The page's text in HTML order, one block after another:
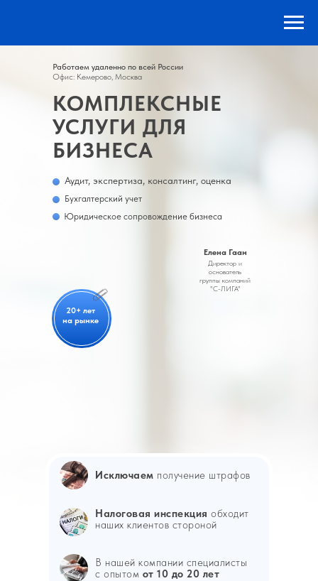
КОМПЛЕКСНЫЕ
УСЛУГИ ДЛЯ
БИЗНЕСА
Аудит, экспертиза, консалтинг, оценка
Юридическое сопровождение бизнеса
Бухгалтерский учет
Директор и
основатель
группы компаний
"С-ЛИГА"
Елена Гаан
20+ лет
на рынке
Офис: Кемерово, Москва
Работаем удаленно по всей России
В нашей компании специалисты
с опытом от 10 до 20 лет
Налоговая инспекция обходит
наших клиентов стороной
Исключаем получение штрафов